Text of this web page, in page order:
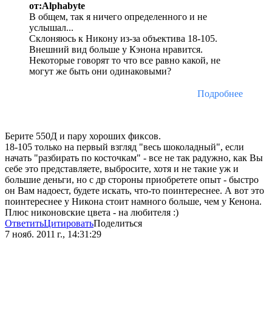
от:Alphabyte
В общем, так я ничего определенного и не
услышал...
Склоняюсь к Никону из-за объектива 18-105.
Внешний вид больше у Кэнона нравится.
Некоторые говорят то что все равно какой, не
могут же быть они одинаковыми?
Подробнее
Берите 550Д и пару хороших фиксов.
18-105 только на первый взгляд "весь шоколадный", если
начать "разбирать по косточкам" - все не так радужно, как Вы
себе это представляете, выбросите, хотя и не такие уж и
большие деньги, но с др стороны приобретете опыт - быстро
он Вам надоест, будете искать, что-то поинтереснее. А вот это
поинтереснее у Никона стоит намного больше, чем у Кенона.
Плюс никоновские цвета - на любителя :)
ОтветитьЦитироватьПоделиться
7 нояб. 2011 г., 14:31:29